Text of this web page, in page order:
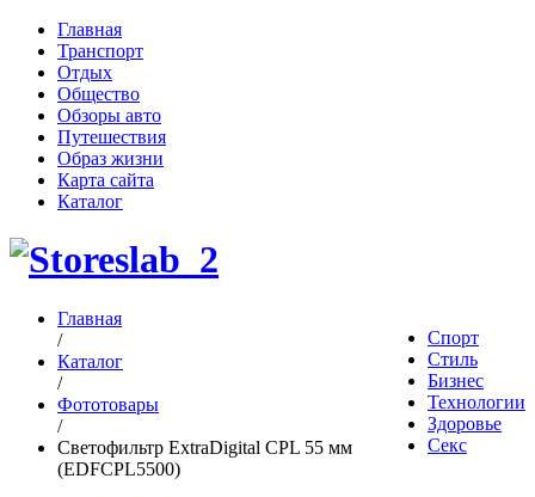
Главная
Транспорт
Отдых
Общество
Обзоры авто
Путешествия
Образ жизни
Карта сайта
Каталог
Спорт
Стиль
Бизнес
Технологии
Здоровье
Секс
Главная
/
Каталог
/
Фототовары
/
Светофильтр ExtraDigital CPL 55 мм
(EDFCPL5500)